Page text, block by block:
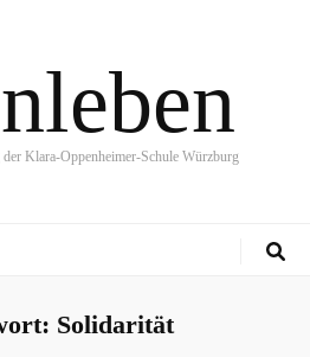
Klara-Oppenheimer-Schule Würzburg
Solidarität